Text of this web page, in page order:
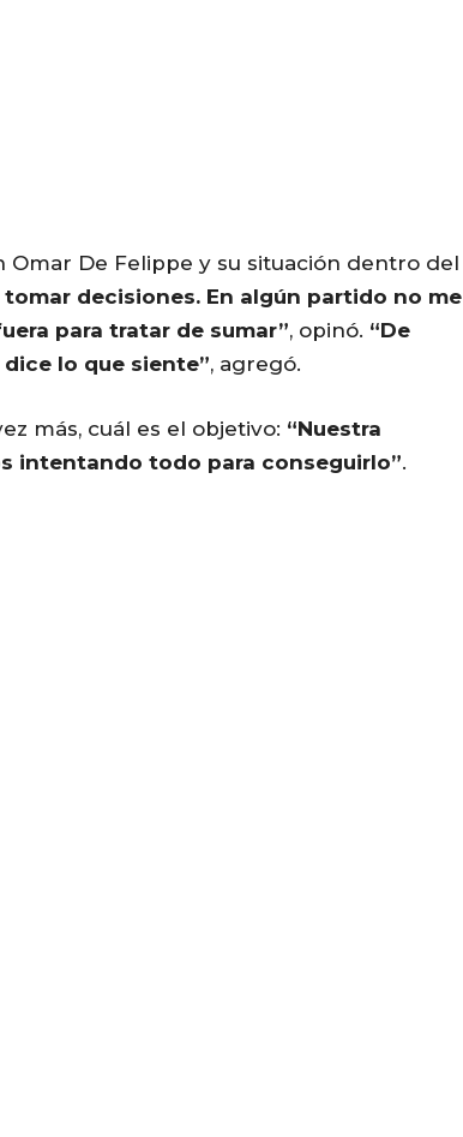
Omar De Felippe y su situación dentro del
decisiones. En algún partido no me
para tratar de sumar”, opinó. “De
lo que siente”, agregó.
más, cuál es el objetivo: “Nuestra
intentando todo para conseguirlo”.